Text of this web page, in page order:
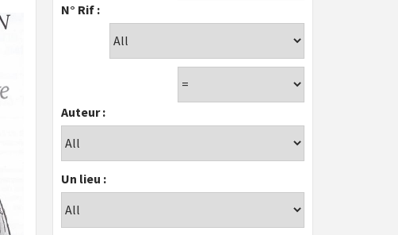
N° Rif :
Auteur :
Un lieu :